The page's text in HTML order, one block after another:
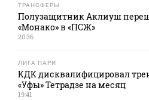
ТРАНСФЕРЫ
Полузащитник Аклиуш
«Монако» в «ПСЖ»
20:36
ЛИГА ПАРИ
КДК дисквалифицировал
«Уфы» Тетрадзе на месяц
19:41